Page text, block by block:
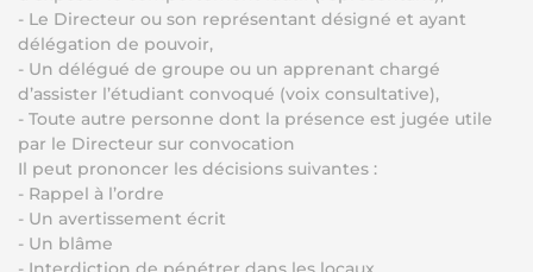
- Le Directeur ou son représentant désigné et ayant
délégation de pouvoir,
- Un délégué de groupe ou un apprenant chargé
d’assister l’étudiant convoqué (voix consultative),
- Toute autre personne dont la présence est jugée utile
par le Directeur sur convocation
Il peut prononcer les décisions suivantes :
- Rappel à l’ordre
- Un avertissement écrit
- Un blâme